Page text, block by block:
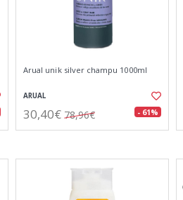
Arual unik silver champu 1000ml
ARUAL
30,40€ 78,96€ - 61%